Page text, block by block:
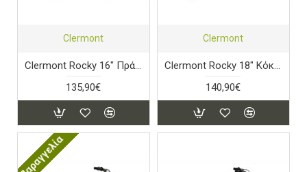
Clermont
Clermont Rocky 16" Πράσινο
135,90€
Clermont
Clermont Rocky 18" Κόκκινο
140,90€
Παραγγελία